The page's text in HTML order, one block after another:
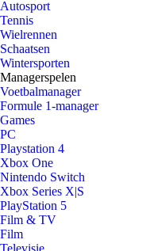
Autosport
Tennis
Wielrennen
Schaatsen
Wintersporten
Managerspelen
Voetbalmanager
Formule 1-manager
Games
PC
Playstation 4
Xbox One
Nintendo Switch
Xbox Series X|S
PlayStation 5
Film & TV
Film
Televisie